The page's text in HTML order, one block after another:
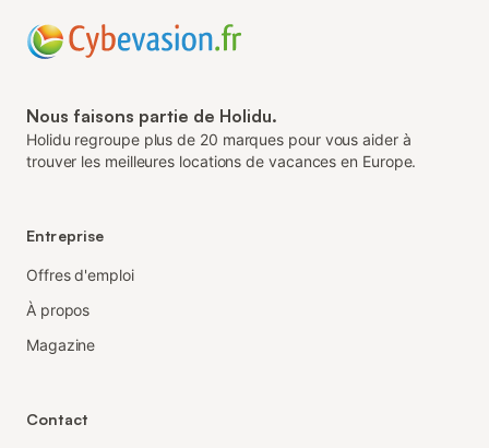
Nous faisons partie de Holidu.
Holidu regroupe plus de 20 marques pour vous aider à
trouver les meilleures locations de vacances en Europe.
Entreprise
Offres d'emploi
À propos
Magazine
Contact